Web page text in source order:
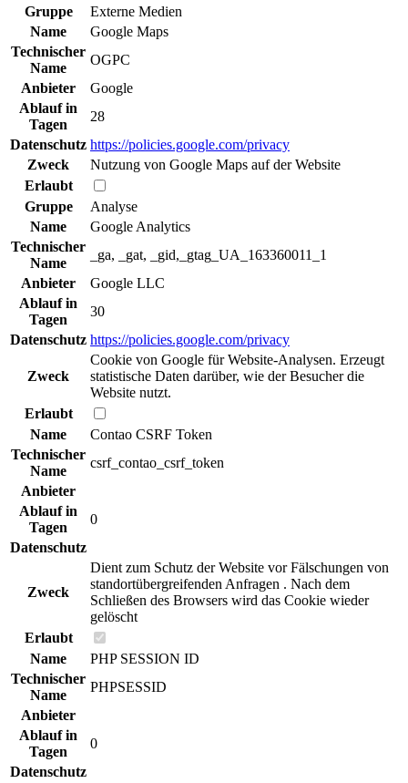
Gruppe
Externe Medien
Name
Google Maps
Technischer
Name
OGPC
Anbieter
Google
Ablauf in
Tagen
28
Datenschutz https://policies.google.com/privacy
Zweck
Nutzung von Google Maps auf der Website
Erlaubt
Gruppe
Analyse
Name
Google Analytics
Technischer
Name
_ga, _gat, _gid,_gtag_UA_163360011_1
Anbieter
Google LLC
Ablauf in
Tagen
30
Datenschutz https://policies.google.com/privacy
Zweck
Cookie von Google für Website-Analysen. Erzeugt
statistische Daten darüber, wie der Besucher die
Website nutzt.
Erlaubt
Name
Contao CSRF Token
Technischer
Name
csrf_contao_csrf_token
Anbieter
Ablauf in
Tagen
0
Datenschutz
Zweck
Dient zum Schutz der Website vor Fälschungen von
standortübergreifenden Anfragen . Nach dem
Schließen des Browsers wird das Cookie wieder
gelöscht
Erlaubt
Name
PHP SESSION ID
Technischer
Name
PHPSESSID
Anbieter
Ablauf in
Tagen
0
Datenschutz